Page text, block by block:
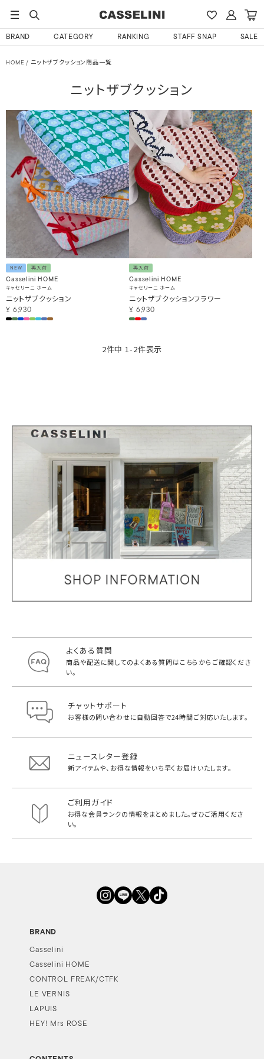
BRAND CATEGORY RANKING STAFF SNAP SALE
HOME ニットザブクッション商品一覧
ニットザブクッション
NEW 再入荷
Casselini HOME
キャセリーニ ホーム
ニットザブクッション
¥ 6,930
再入荷
Casselini HOME
キャセリーニ ホーム
ニットザブクッションフラワー
¥ 6,930
2件中 1 -2件表示
よくある質問
商品や配送に関してのよくある質問はこちらからご確認くださ
い。
チャットサポート
お客様の問い合わせに自動回答で24時間ご対応いたします。
ニュースレター登録
新アイテムや、お得な情報をいち早く お届けいたします。
ご利用ガイド
お得な会員ランクの情報をまとめました。ぜひご活用くださ
い。
BRAND
Casselini
Casselini HOME
CONTROL FREAK/CTFK
LE VERNIS
LAPUIS
HEY! Mrs ROSE